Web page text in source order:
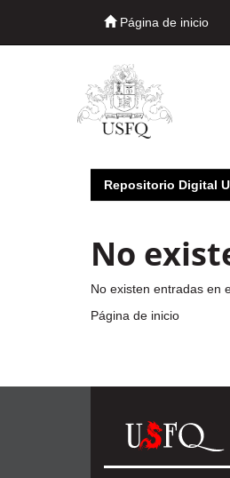
Página de inicio
Repositorio Digital
No
No existen entradas en
Página de inicio